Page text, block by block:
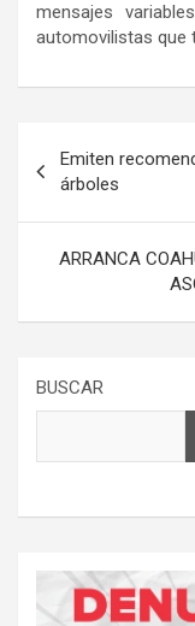
mensajes
automovilistas que
de
entradas
Emiten
árboles
ARRANCA
BUSCAR